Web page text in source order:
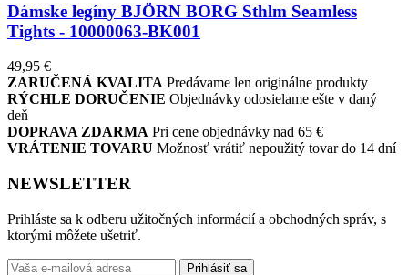
Dámske legíny BJÖRN BORG Sthlm Seamless
Tights - 10000063-BK001
49,95 €
ZARUČENÁ KVALITA Predávame len originálne produkty
RÝCHLE DORUČENIE Objednávky odosielame ešte v daný
deň
DOPRAVA ZDARMA Pri cene objednávky nad 65 €
VRÁTENIE TOVARU Možnosť vrátiť nepoužitý tovar do 14 dní
NEWSLETTER
Prihláste sa k odberu užitočných informácií a obchodných správ, s
ktorými môžete ušetriť.
Prihlásiť sa